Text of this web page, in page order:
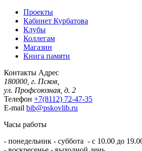
Проекты
Кабинет Курбатова
Клубы
Коллегам
Магазин
Книга памяти
Контакты Адрес
180000, г. Псков,
ул. Профсоюзная, д. 2
Телефон +7(8112) 72-47-35
E-mail bib@pskovlib.ru
Часы работы
- понедельник - суббота - с 10.00 до